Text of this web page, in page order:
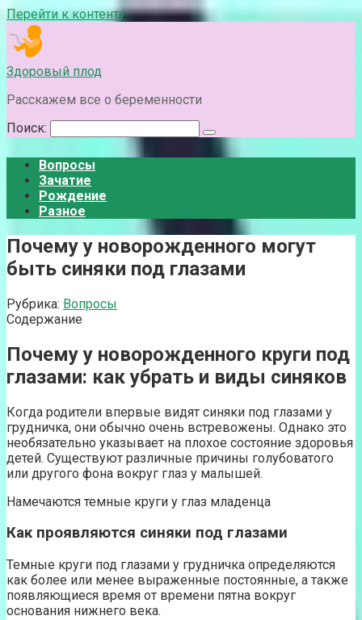
Перейти к контенту
Здоровый плод
Расскажем все о беременности
Поиск:
Вопросы
Зачатие
Рождение
Разное
Почему у новорожденного могут
быть синяки под глазами
Рубрика: Вопросы
Содержание
Почему у новорожденного круги под
глазами: как убрать и виды синяков
Когда родители впервые видят синяки под глазами у
грудничка, они обычно очень встревожены. Однако это
необязательно указывает на плохое состояние здоровья
детей. Существуют различные причины голубоватого
или другого фона вокруг глаз у малышей.
Намечаются темные круги у глаз младенца
Как проявляются синяки под глазами
Темные круги под глазами у грудничка определяются
как более или менее выраженные постоянные, а также
появляющиеся время от времени пятна вокруг
основания нижнего века.